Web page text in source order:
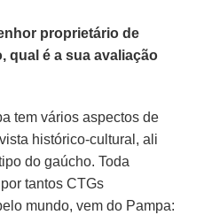
proprietário de
qual é a sua avaliação
tem vários aspectos de
histórico-cultural, ali
do gaúcho. Toda
tantos CTGs
mundo, vem do Pampa: